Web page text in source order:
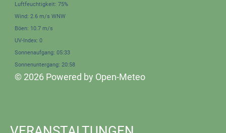
Luftfeuchtigkeit: 75%
Wind: 2.6 m/s WNW
Böen: 10.7 m/s
UV-Index: 0
Sonnenaufgang: 05:33
Sonnenuntergang: 20:58
© 2026 Powered by Open-Meteo